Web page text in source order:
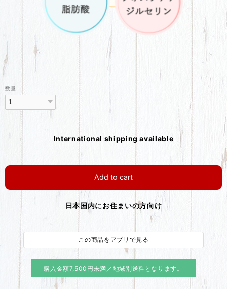
数量
International shipping available
Add to cart
日本国内にお住まいの方向け
この商品をアプリで見る
購入金額7,500円未満／ 地域別送料となります。